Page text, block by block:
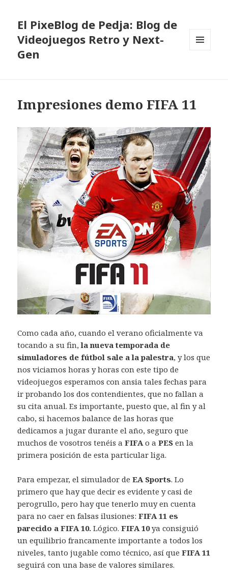
El PixeBlog de Pedja: Blog de
Videojuegos Retro y Next-
Gen
Impresiones demo FIFA 11
Como cada año, cuando el verano oficialmente va
tocando a su fin, la nueva temporada de
simuladores de fútbol sale a la palestra, y los que
nos viciamos horas y horas con este tipo de
videojuegos esperamos con ansia tales fechas para
ir probando los dos contendientes, que no fallan a
su cita anual. Es importante, puesto que, al fin y al
cabo, si hacemos balance de las horas que
dedicamos a jugar durante el año, seguro que
muchos de vosotros tenéis a FIFAo aPESen la
primera posición de esta particular liga.
Para empezar, el simulador deEA Sports. Lo
primero que hay que decir es evidente y casi de
perogrullo, pero hay que tenerlo muy en cuenta
para no caer en falsas ilusiones:FIFA 11 es
parecido a FIFA 10. Lógico.FIFA 10ya consiguió
un equilibrio francamente importante a todos los
niveles, tanto jugable como técnico, así queFIFA 11
seguirá con una base de valores similares.